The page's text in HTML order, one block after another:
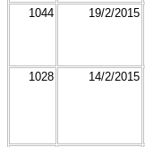
1044 19/2/2015
1028 14/2/2015